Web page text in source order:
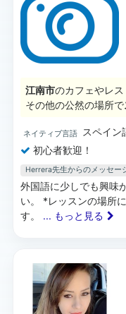
江南市のカフェやレ
その他の公然の場所で
ネイティブ言語 スペイン
初心者歓迎！
Herrera先生からのメッセー
外国語に少しでも興味
い。 *レッスンの場所
す。 ... もっと見る